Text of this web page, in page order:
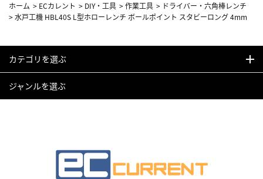
ホーム > ECカレント > DIY・工具 >作業工具 > ドライバー・六角棒レンチ
>水戸工機 HBL40S L型ホローレンチ ボールポイント スタビーロング 4mm
カテゴリを選ぶ
ジャンルを選ぶ